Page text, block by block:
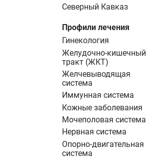
Северный Кавказ
Профили лечения
Гинекология
Желудочно-кишечный
тракт (ЖКТ)
Желчевыводящая
система
Иммунная система
Кожные заболевания
Мочеполовая система
Нервная система
Опорно-двигательная
система